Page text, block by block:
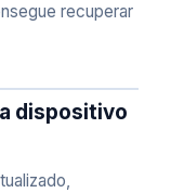
recuperar
dispositivo